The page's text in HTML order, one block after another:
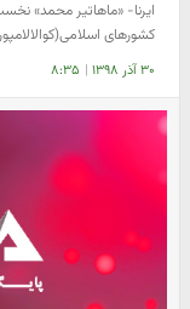
ایرنا- «ماهاتیر محمد»
کشورهای اسلامی(کوالالامپور ۲۰۱۹)، با اشاره…
۳۰ آذر ۱۳۹۸ | ۸:۳۵